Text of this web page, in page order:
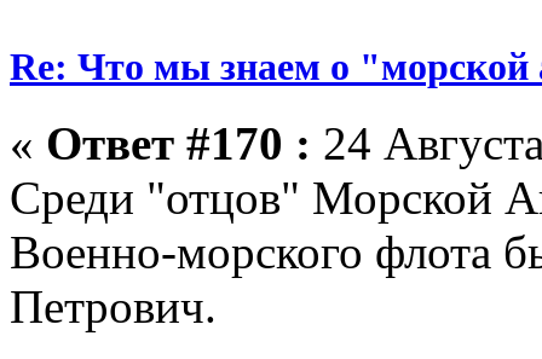
Re: Что мы знаем о "морской
« Ответ #170 : 24
Среди "отцов" Морской
Военно-морского флота
Петрович.